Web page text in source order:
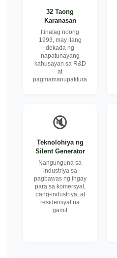
32 Taong
Karanasan
Itinatag noong
1993, may ilang
dekada ng
napatunayang
kahusayan sa R&D
at
pagmamanupaktura
🔇
Teknolohiya ng
Silent Generator
Nangunguna sa
industriya sa
pagbawas ng ingay
para sa komersyal,
pang-industriya, at
residensyal na
gamit